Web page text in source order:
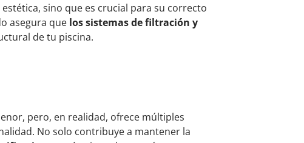
sino que es crucial para su correcto
asegura que los sistemas de filtración y
de tu piscina.
pero, en realidad, ofrece múltiples
No solo contribuye a mantener la